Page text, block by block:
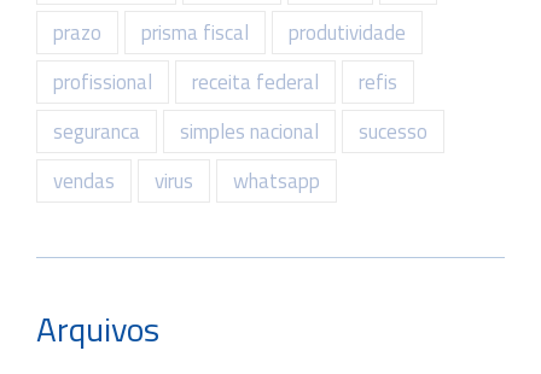
prazo
prisma fiscal
produtividade
profissional
receita federal
refis
seguranca
simples nacional
sucesso
vendas
virus whatsapp
Arquivos